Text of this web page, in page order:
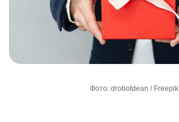
Фото: drobotdean / Freepik